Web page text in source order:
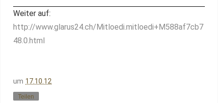
Weiter auf:
http://www.glarus24.ch/Mitloedi.mitloedi+M588af7cb7
48.0.html
um 17.10.12
Teilen